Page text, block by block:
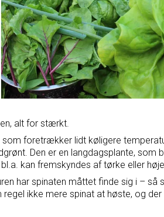
alt for stærkt.
foretrækker lidt køligere
Den er en langdagsplante,
kan fremskyndes af tørke eller
har spinaten måttet finde sig i – så
ikke mere spinat at høste, og